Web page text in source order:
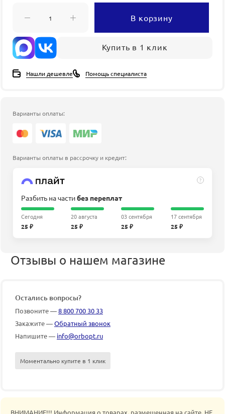
В корзину
Купить в 1 клик
Нашли дешевле Помощь специалиста
Варианты оплаты:
Варианты оплаты в рассрочку и кредит:
?
Разбить на частибез переплат
Сегодня
25 ₽
20 августа
25 ₽
03 сентября
25 ₽
17 сентября
25 ₽
Отзывы о нашем магазине
Остались вопросы?
Позвоните —8 800 700 30 33
Закажите —Обратный звонок
Напишите — info@orbopt.ru
Моментально купите в 1 клик
ВНИМАНИЕ!!! Информация о товарах, размещенная на сайте, НЕ